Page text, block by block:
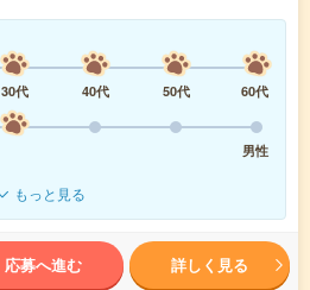
30代 40代 50代
60代
男性
もっと見る
応募へ進む 詳しく見る